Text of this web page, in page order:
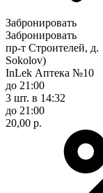
Забронировать
Забронировать
пр-т Строителей,
Sokolov)
InLek Аптека №10
до 21:00
3 шт. в 14:32
до 21:00
20,00 р.